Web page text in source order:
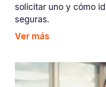
solicitar uno y cómo
seguras.
Ver más